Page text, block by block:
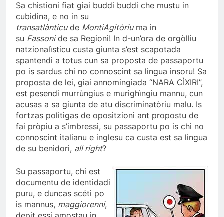
Sa chistioni fiat giai buddi buddi che mustu in
cubidina, e no in su
transatlànticude MontiAgitòriuma in
su Fassonide sa Regioni! In d-un’ora de orgòlliu
natzionalìsticu custa giunta s’est scapotada
spantendi a totus cun sa proposta de passaportu
po is sardus chi no connoscint sa lìngua insoru! Sa
proposta de lei, giai annomingiada “NARA CÌXIRI”,
est pesendi murrùngius e murighìngiu mannu, cun
acusas a sa giunta de atu discriminatòriu malu. Is
fortzas polìtigas de opositzioni ant propostu de
fai pròpiu a s’imbressi, su passaportu po is chi no
connoscint italianu e inglesu ca custa est sa lìngua
de su benidori, all right?
Su passaportu, chi est
documentu de identidadi
puru, e duncas scéti po
is mannus, maggiorenni,